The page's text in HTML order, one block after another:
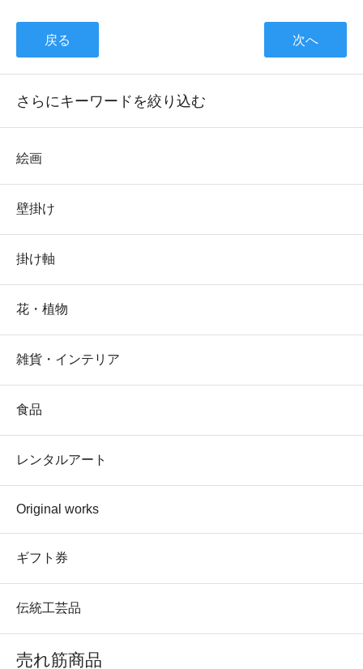
戻る 次へ
さらにキーワードを絞り込む
絵画
壁掛け
掛け軸
花・植物
雑貨・インテリア
食品
レンタルアート
Original works
ギフト券
伝統工芸品
売れ筋商品